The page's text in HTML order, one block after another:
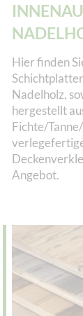
Hier finden
Nadelholz,
hergestellt
Fichte/
Angebot.